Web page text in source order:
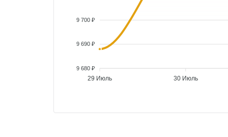
9 700 ₽
9 690 ₽
9 680 ₽
29 Июль 30 Июль